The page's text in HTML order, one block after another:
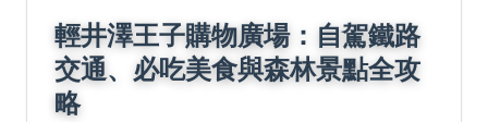
輕井澤王子購物廣場：自駕鐵路
交通、必吃美食與森林景點全攻
略